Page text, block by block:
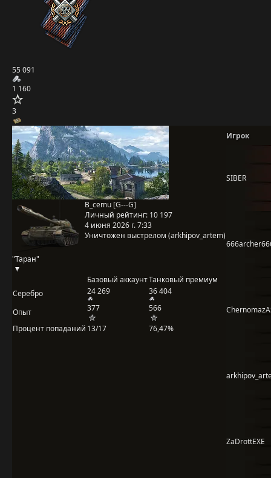
55 091
1 160
3
"Таран"
B_cemu [G---G]
Личный рейтинг: 10 197
4 июня 2026 г. 7:33
Уничтожен выстрелом (arkhipov_artem)
Базовый аккаунтТанковый премиум
Серебро
24 269 36 404
Опыт 377
566
Процент попаданий 13/17 76,47%
Игрок
SIBER
ZaDrottEXE